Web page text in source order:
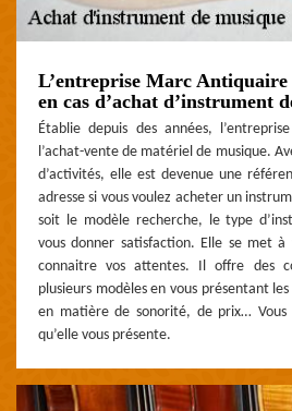
L’entreprise Marc
en cas d’achat d’instrument
Établie depuis des années,
l’achat-vente de matériel de musique.
d’activités, elle est devenue une
adresse si vous voulez acheter un
soit le modèle recherche, le type
vous donner satisfaction. Elle se met
connaitre vos attentes. Il offre des
plusieurs modèles en vous présentant
en matière de sonorité, de prix… Vous
qu’elle vous présente.